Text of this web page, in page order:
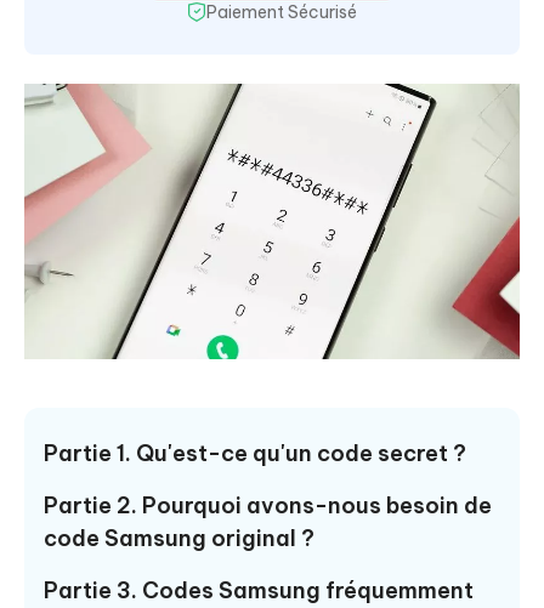
Paiement Sécurisé
Partie 1. Qu'est-ce qu'un code secret ?
Partie 2. Pourquoi avons-nous besoin de
code Samsung original ?
Partie 3. Codes Samsung fréquemment